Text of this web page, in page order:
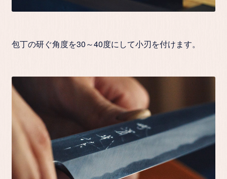
包丁の研ぐ角度を30～40度にして小刃を付けます。